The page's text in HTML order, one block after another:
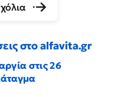
στο alfavita.gr
στις 26